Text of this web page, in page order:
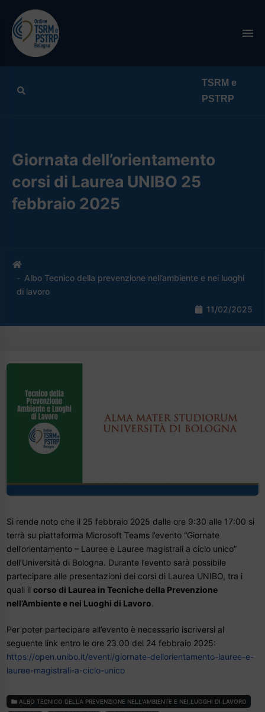
Giornata dell’orientamento
corsi di Laurea UNIBO 25
febbraio 2025
Home
Albo Tecnico della prevenzione nell’ambiente e nei luoghi
di lavoro
11/02/2025
Si rende noto che il 25 febbraio 2025 dalle ore 9:30 alle 17:00 si
terrà su piattaforma Microsoft Teams l’evento “Giornate
dell’orientamento – Lauree e Lauree magistrali a ciclo unico”
dell’Università di Bologna. Durante l’evento sarà possibile
partecipare alle presentazioni dei corsi di Laurea UNIBO, tra i
quali il corso di Laurea in Tecniche della Prevenzione
nell’Ambiente e nei Luoghi di Lavoro.
Per poter partecipare all’evento è necessario iscriversi al
seguente link entro le ore 23.00 del 24 febbraio 2025:
https://open.unibo.it/eventi/giornate-dellorientamento-lauree-e-
lauree-magistrali-a-ciclo-unico
ALBO TECNICO DELLA PREVENZIONE NELL’AMBIENTE E NEI LUOGHI DI LAVORO